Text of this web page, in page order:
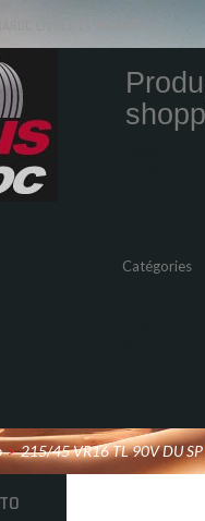
LIVRÉS ET MONTÉS
Catégories
> 215/45 VR16 TL 90V DU SP